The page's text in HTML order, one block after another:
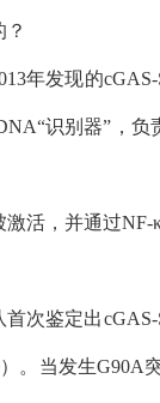
年发现的
识别器”，负
激活，并通过NF-
首次鉴定出
）。当发生G90A